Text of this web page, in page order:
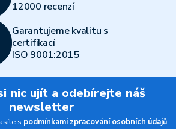
12000 recenzí
Garantujeme kvalitu s
certifikací
ISO 9001:2015
nic ujít a odebírejte náš
newsletter
s podmínkami zpracování osobních údajů